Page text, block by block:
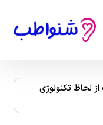
لحاظ تکنولوژی